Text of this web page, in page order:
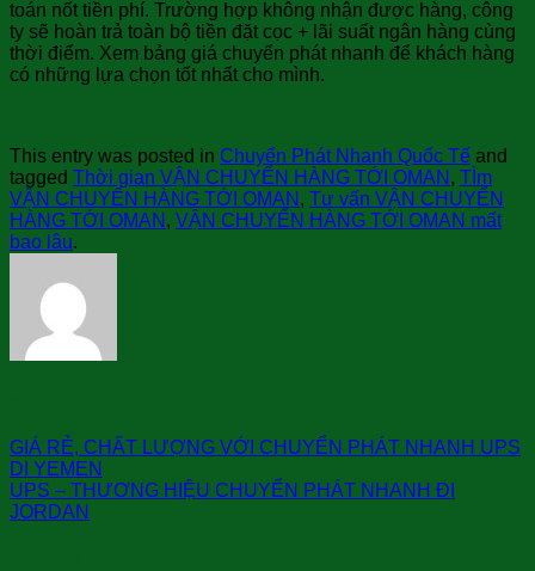
toán nốt tiền phí. Trường hợp không nhận được hàng, công
ty sẽ hoàn trả toàn bộ tiền đặt cọc + lãi suất ngân hàng cùng
thời điểm. Xem bảng giá chuyển phát nhanh để khách hàng
có những lựa chọn tốt nhất cho mình.
This entry was posted in Chuyển Phát Nhanh Quốc Tế and
tagged Thời gian VẬN CHUYỂN HÀNG TỚI OMAN , TÌm
VẬN CHUYỂN HÀNG TỚI OMAN , Tư vấn VẬN CHUYỂN
HÀNG TỚI OMAN , VẬN CHUYỂN HÀNG TỚI OMAN mất
bao lâu.
GIÁ RẺ, CHẤT LƯỢNG VỚI CHUYỂN PHÁT NHANH UPS
DI YEMEN
UPS – THƯƠNG HIỆU CHUYỂN PHÁT NHANH ĐI
JORDAN